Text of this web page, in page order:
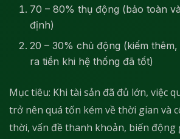
70 – 80% thụ động (bảo toàn
định)
20 – 30% chủ động (kiếm
ra tiền khi hệ thống đã tốt)
Mục tiêu: Khi tài sản đã đủ lớn, việc
trở nên quá tốn kém về thời gian và
thời, vấn đề thanh khoản, biến động